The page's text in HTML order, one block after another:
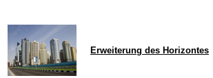
Erweiterung des Horizontes